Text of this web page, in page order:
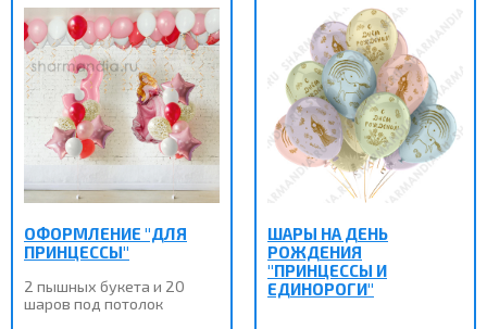
ОФОРМЛЕНИЕ "ДЛЯ
ПРИНЦЕССЫ"
2 пышных букета и 20
шаров под потолок
ШАРЫ НА ДЕНЬ
РОЖДЕНИЯ
"ПРИНЦЕССЫ И
ЕДИНОРОГИ"